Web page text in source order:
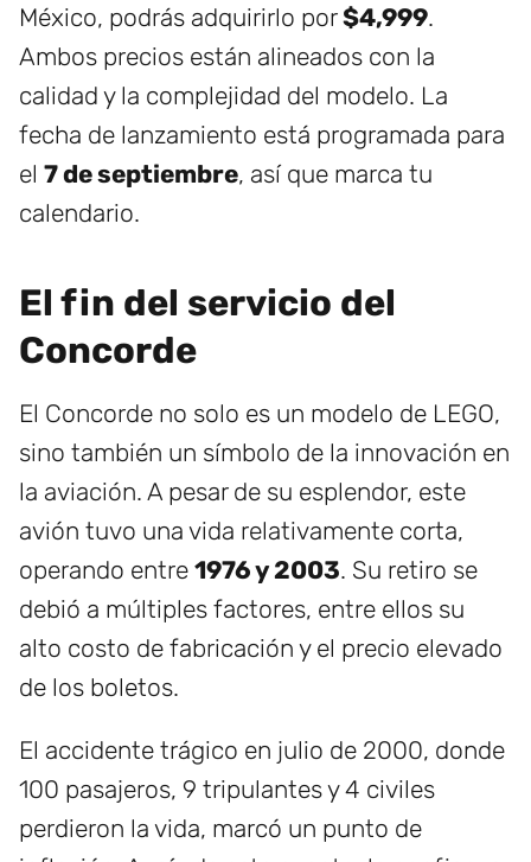
México, podrás adquirirlo por$4,999.
Ambos precios están alineados con la
calidad y la complejidad del modelo. La
fecha de lanzamiento está programada para
el 7 de septiembre, así que marca tu
calendario.
El fin del servicio del
Concorde
El Concorde no solo es un modelo de LEGO,
sino también un símbolo de la innovación en
la aviación. A pesar de su esplendor, este
avión tuvo una vida relativamente corta,
operando entre 1976 y 2003. Su retiro se
debió a múltiples factores, entre ellos su
alto costo de fabricación y el precio elevado
de los boletos.
El accidente trágico en julio de 2000, donde
100 pasajeros, 9 tripulantes y 4 civiles
perdieron la vida, marcó un punto de